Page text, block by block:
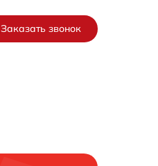
Заказать звонок